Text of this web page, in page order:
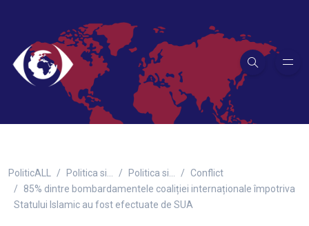
PoliticALL Politica si… Politica si...
Conflict
85% dintre bombardamentele coaliției internaționale împotriva
Statului Islamic au fost efectuate de SUA